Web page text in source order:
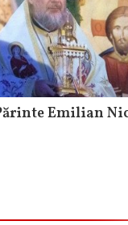
Emilian